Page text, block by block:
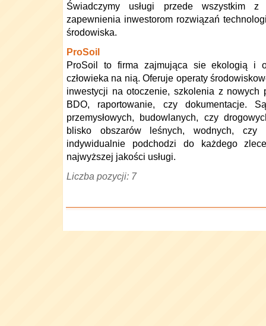
Świadczymy usługi przede wszystkim
zapewnienia inwestorom rozwiązań
środowiska.
ProSoil
ProSoil to firma zajmująca sie ekologią i
człowieka na nią. Oferuje operaty
inwestycji na otoczenie, szkolenia z nowych
BDO, raportowanie, czy dokumentacje.
przemysłowych, budowlanych, czy
blisko obszarów leśnych, wodnych, czy
indywidualnie podchodzi do każdego
najwyższej jakości usługi.
Liczba pozycji: 7